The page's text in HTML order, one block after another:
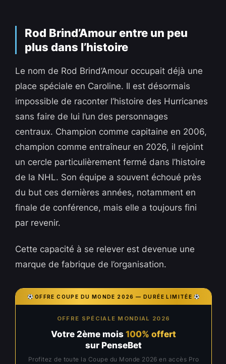
Rod Brind’Amour entre un peu
plus dans l’histoire
Le nom de Rod Brind’Amour occupait déjà une
place spéciale en Caroline. Il est désormais
impossible de raconter l’histoire des Hurricanes
sans faire de lui l’un des personnages
centraux. Champion comme capitaine en 2006,
champion comme entraîneur en 2026, il rejoint
un cercle particulièrement fermé dans l’histoire
de la NHL. Son équipe a souvent échoué près
du but ces dernières années, notamment en
finale de conférence, mais elle a toujours fini
par revenir.
Cette capacité à se relever est devenue une
marque de fabrique de l’organisation.
OFFRE COUPE DU MONDE 2026 — DURÉE LIMITÉE
OFFRE SPÉCIALE MONDIAL 2026
Votre 2ème mois 100% offert
sur PenseBet
Profitez de toute la Coupe du Monde 2026 en accès Pro